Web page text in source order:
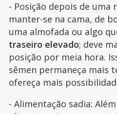
- Posição depois de uma
manter-se na cama, de
uma almofada ou algo
traseiro elevado; deve
posição por meia hora.
sêmen permaneça mais
ofereça mais
- Alimentação sadia: